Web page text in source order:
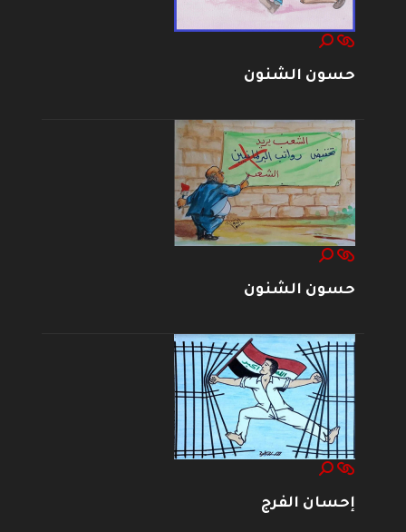
حسون الشنون
حسون الشنون
إحسان الفرج